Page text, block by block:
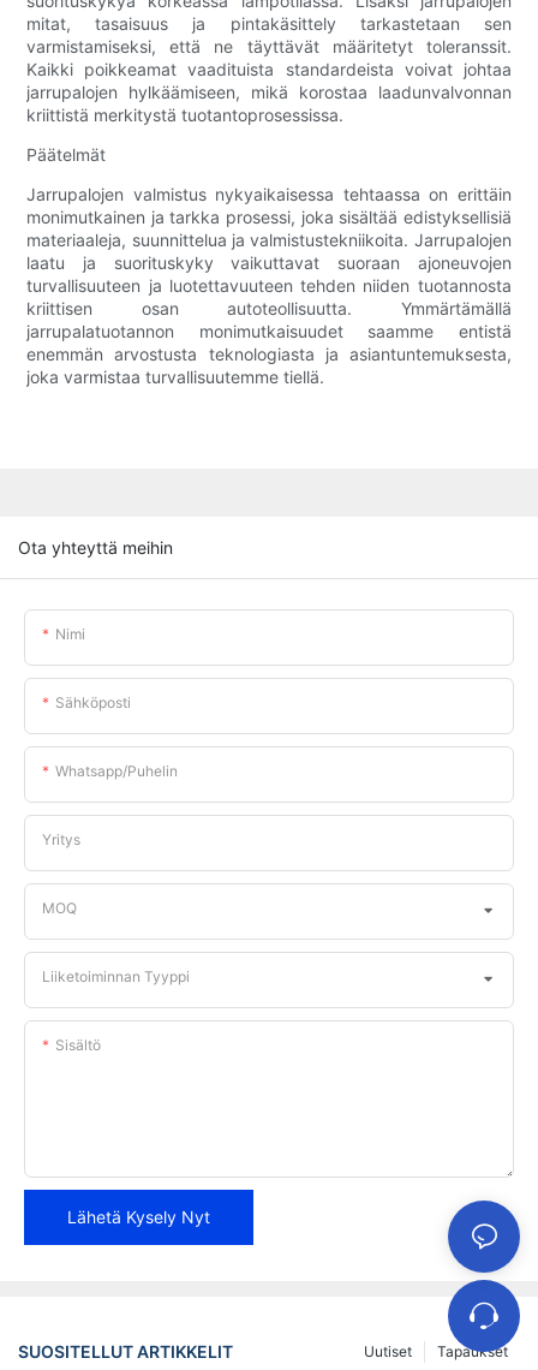
mitat, tasaisuus ja pintakäsittely tarkastetaan sen
varmistamiseksi, että ne täyttävät määritetyt toleranssit.
Kaikki poikkeamat vaadituista standardeista voivat johtaa
jarrupalojen hylkäämiseen, mikä korostaa laadunvalvonnan
kriittistä merkitystä tuotantoprosessissa.
Päätelmät
Jarrupalojen valmistus nykyaikaisessa tehtaassa on erittäin
monimutkainen ja tarkka prosessi, joka sisältää edistyksellisiä
materiaaleja, suunnittelua ja valmistustekniikoita. Jarrupalojen
laatu ja suorituskyky vaikuttavat suoraan ajoneuvojen
turvallisuuteen ja luotettavuuteen tehden niiden tuotannosta
kriittisen osan autoteollisuutta. Ymmärtämällä
jarrupalatuotannon monimutkaisuudet saamme entistä
enemmän arvostusta teknologiasta ja asiantuntemuksesta,
joka varmistaa turvallisuutemme tiellä.
Ota yhteyttä meihin
Nimi
Sähköposti
Whatsapp/puhelin
Yritys
MOQ
Liiketoiminnan Tyyppi
Sisältö
Lähetä Kysely Nyt
SUOSITELLUT ARTIKKELIT Tapaukset
Uutiset